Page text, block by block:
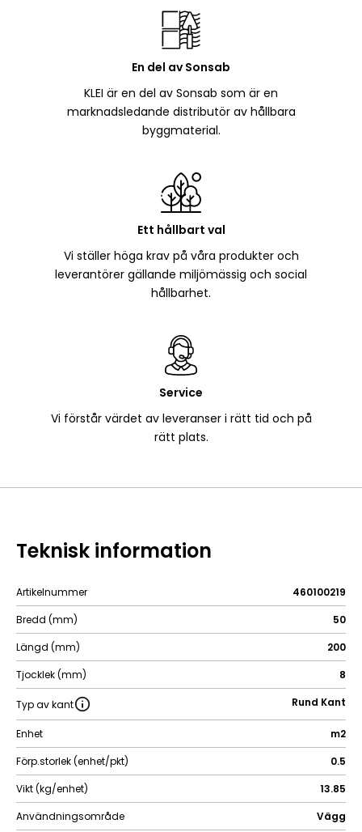
En del av Sonsab
KLEI är en del av Sonsab som är en
marknadsledande distributör av hållbara
byggmaterial.
Ett hållbart val
Vi ställer höga krav på våra produkter och
leverantörer gällande miljömässig och social
hållbarhet.
Service
Vi förstår värdet av leveranser i rätt tid och på
rätt plats.
Teknisk information
Artikelnummer
460100219
Bredd (mm)
50
Längd (mm)
200
Tjocklek (mm)
8
Typ av kant Rund Kant
Enhet
m2
Förp.storlek (enhet/pkt)
0.5
Vikt (kg/enhet)
13.85
Användningsområde
Vägg